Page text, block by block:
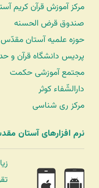
مرکز آموزش قرآن کریم
صندوق قرض الحسنه
حوزه علمیه آستان مقدّس
پردیس دانشگاه قرآن و
مجتمع آموزشی حکمت
دارالشّفاء کوثر
مرکز ری شناسی
نرم افزارهای آستان